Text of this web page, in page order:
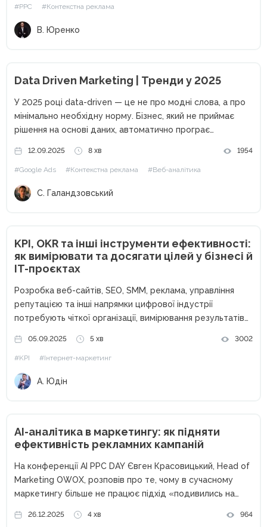
прийняття обґрунтованих...
#PPC #Контекстна реклама
В. Юренко
Data Driven Marketing | Тренди у 2025
У 2025 році data-driven — це не про модні слова, а про
мінімально необхідну норму. Бізнес, який не приймає
рішення на основі даних, автоматично програє
бути підкріплена цифрами, а не «відчуттями». У цій
статті...
12.09.2025 8 хв 1954
#Google Ads #Контекстна реклама #Веб-аналітика
С. Галандзовський
KPI, OKR та інші інструменти ефективності:
як вимірювати та досягати цілей у бізнесі й
IT-проєктах
Розробка веб-сайтів, SEO, SMM, реклама, управління
репутацією та інші напрямки цифрової індустрії
потребують чіткої організації, вимірювання результатів
ефективності власної роботи та підготовки звітів для
клієнтів. Розглянемо ключові інструменти оцінки
результатів — KPI,...
05.09.2025 5 хв 3002
#KPI #Інтернет-маркетинг
А. Юдін
AI-аналітика в маркетингу: як підняти
ефективність рекламних кампаній
На конференції AI PPC DAY Євген Красовицький, Head of
Marketing OWOX, розповів про те, чому в сучасному
маркетингу більше не працює підхід «подивились на
показав, де саме виникає розрив між цифрами та...
26.12.2025 4 хв 964